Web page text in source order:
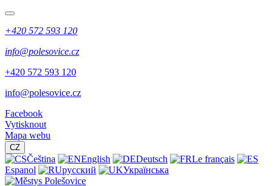
+420 572 593 120
info@polesovice.cz
+420 572 593 120
info@polesovice.cz
Facebook
Vytisknout
Mapa webu
CZ
Čeština English Deutsch
Le français
Espanol
русский Українська